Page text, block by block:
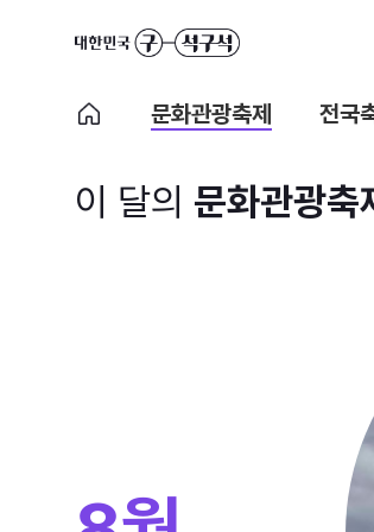
문화관광축제 전국
이 달의 문화관광축